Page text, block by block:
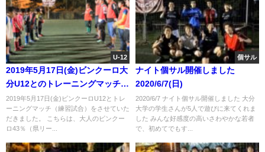
U-12
2019年5月17日(金)ビンクーロ大
分U12とのトレーニングマッチを
させていただきました。
2019年5月17日(金)ビンクーロU12とトレ
ーニングマッチ（練習試合）をさせていた
だきました。 こちらは、大人のビンクー
ロ43％（県リー...
個サル
ナイト個サル開催しました
2020/6/7(日)
2020/6/7 ナイト個サル開催しました 大分
大学の学生さんが5人で遊びに来てくれま
した みんな好感度の高いさわやかな若者
で、初めてでもす...